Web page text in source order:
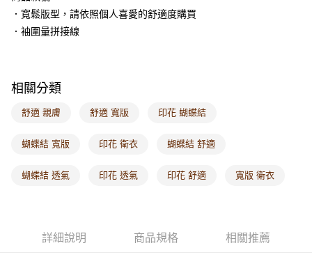
每筆NT$60，滿NT$1,000(含以上)免運費
付款後門市自取
每筆NT$60，滿NT$1,000(含以上)免運費
．寬鬆版型，請依照個人喜愛的舒適度購買
．袖圍量拼接線
相關分類
舒適 親膚 舒適 寬版 印花 蝴蝶結
蝴蝶結 寬版 印花 衛衣 蝴蝶結 舒適
蝴蝶結 透氣 印花 透氣 印花 舒適 寬版 衛衣
詳細說明 商品規格 相關推薦